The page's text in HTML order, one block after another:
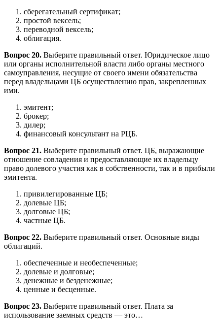
сберегательный сертификат;
простой вексель;
переводной вексель;
облигация.
Вопрос 20. Выберите правильный ответ. Юридическое лицо
или органы исполнительной власти либо органы местного
самоуправления, несущие от своего имени обязательства
перед владельцами ЦБ осуществлению прав, закрепленных
ими.
эмитент;
брокер;
дилер;
финансовый консультант на РЦБ.
Вопрос 21. Выберите правильный ответ. ЦБ, выражающие
отношение совладения и предоставляющие их владельцу
право долевого участия как в собственности, так и в прибыли
эмитента.
привилегированные ЦБ;
долевые ЦБ;
долговые ЦБ;
частные ЦБ.
Вопрос 22. Выберите правильный ответ. Основные виды
облигаций.
обеспеченные и необеспеченные;
долевые и долговые;
денежные и безденежные;
ценные и бесценные.
Вопрос 23. Выберите правильный ответ. Плата за
использование заемных средств — это…